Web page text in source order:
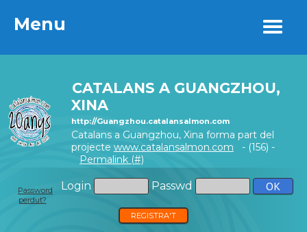
Menu
CATALANS A GUANGZHOU,
XINA
http://Guangzhou.catalansalmon.com
Catalans a Guangzhou, Xina forma part del
projecte www.catalansalmon.com - (156) -
Permalink (#)
Login Passwd
Password
perdut?
REGISTRA'T
Menu